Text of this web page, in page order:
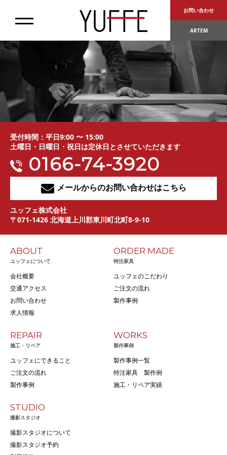
お問い合わせ
ARTEM
受付時間：平日9:00 〜 15:00
土曜日・日曜日・祝日は定休日とさせていただきます
0166-74-3920
メールからのお問い合わせはこちら
ユッフェ株式会社
〒071-1426 北海道上川郡東川町北町8-9-10
ABOUT
ユッフェについて
会社概要
交通アクセス
お問い合わせ
求人情報
ORDER MADE
特注家具
ユッフェのこだわり
ご注文の流れ
製作事例
REPAIR
施工・リペア
ユッフェにできること
ご注文の流れ
製作事例
WORKS
製作事例
製作事例一覧
特注家具 製作例
施工・リペア実績
STUDIO
撮影スタジオ
撮影スタジオについて
撮影スタジオ予約